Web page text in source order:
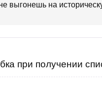
выгонешь на
при получении